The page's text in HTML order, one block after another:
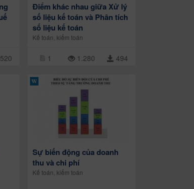
520
Điểm khác nhau giữa Xử lý
số liệu kế toán và Phân tích
số liệu kế toán
Kế toán, kiểm toán
1 1.280 494
Sự biến động của doanh
thu và chi phí
Kế toán, kiểm toán